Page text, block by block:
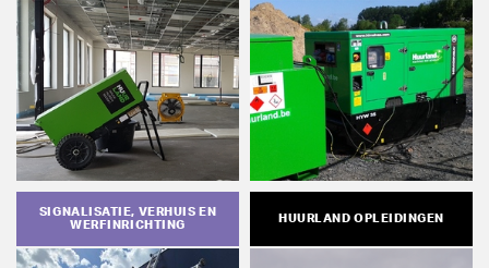
SIGNALISATIE, VERHUIS EN
WERFINRICHTING
HUURLAND OPLEIDINGEN